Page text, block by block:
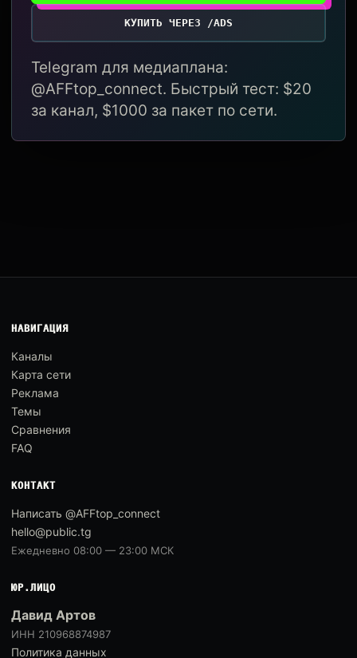
КУПИТЬ ЧЕРЕЗ /ADS
Telegram для медиаплана:
@AFFtop_connect. Быстрый тест: $20
за канал, $1000 за пакет по сети.
НАВИГАЦИЯ
Каналы
Карта сети
Реклама
Темы
Сравнения
FAQ
КОНТАКТ
Написать @AFFtop_connect
hello@public.tg
Ежедневно 08:00 — 23:00 МСК
ЮР.ЛИЦО
Давид Артов
ИНН 210968874987
Политика данных